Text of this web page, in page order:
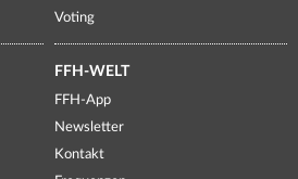
Voting
FFH-WELT
FFH-App
Newsletter
Kontakt